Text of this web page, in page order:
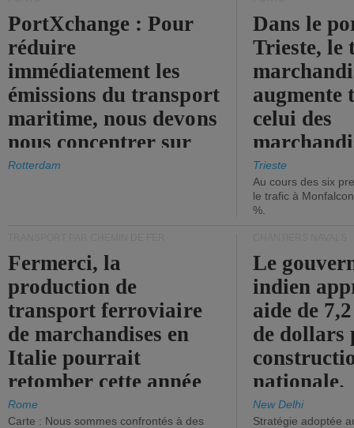
PortXchange : Pour
réduire
immédiatement les
émissions du transport
maritime, nous devons
nous concentrer sur
les ports.
Rotterdam
Dans le
Trieste, le
augmente
celui des
diminue.
Trieste
Au cours des six
le trafic à
%.
Fermerci, la
production de
transport ferroviaire
de marchandises en
Italie pourrait
retomber cette année
aux niveaux de 2015.
Rome
Carte : Nous sommes confrontés à des
Le
indien
aide de
de dollars
nationale.
New Delhi
Stratégie adoptée